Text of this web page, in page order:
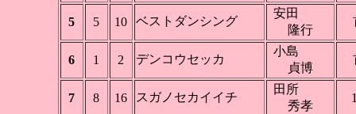
5 5 10 ベストダンシング
安田
隆行
6 1 2 デンコウセッカ
小島
貞博
7 8 16 スガノセカイイチ
田所
秀孝